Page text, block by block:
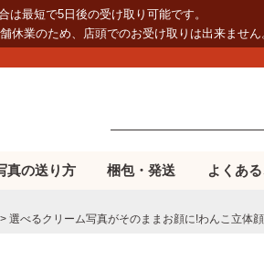
は最短で5日後の受け取り可能です。
休業のため、店頭でのお受け取りは出来ません
真の送り方 梱包・発送 よくあ
選べるクリーム写真がそのままお顔に!わんこ立体